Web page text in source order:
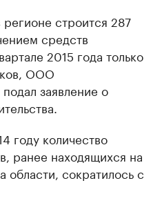
строится 287
средств
2015 года только
ООО
заявление о
году количество
ранее находящихся на
области, сократилось с